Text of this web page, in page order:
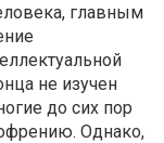
главным
не изучен
до сих пор
Однако,